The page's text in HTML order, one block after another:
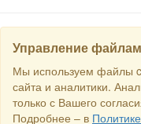
Управление
Мы используем файлы
сайта и аналитики.
только с Вашего
Подробнее – в
Все права